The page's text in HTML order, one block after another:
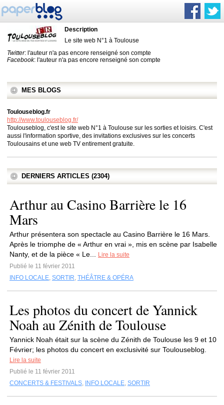
Description
Le site web N°1 à Toulouse
Twitter: l'auteur n'a pas encore renseigné son compte
Facebook: l'auteur n'a pas encore renseigné son compte
MES BLOGS
Toulouseblog.fr
http://www.toulouseblog.fr/
Toulouseblog, c'est le site web N°1 à Toulouse sur les sorties et loisirs. C'est
aussi l'information sportive, des invitations exclusives sur les concerts
Toulousains et une web TV entirement gratuite.
DERNIERS ARTICLES (2304)
Arthur au Casino Barrière le 16
Mars
Arthur présentera son spectacle au Casino Barrière le 16 Mars.
Après le triomphe de « Arthur en vrai », mis en scène par Isabelle
Nanty, et de la pièce « Le...
Lire la suite
Publié le 11 février 2011
INFO LOCALE, SORTIR, THÉÂTRE & OPÉRA
Les photos du concert de Yannick
Noah au Zénith de Toulouse
Yannick Noah était sur la scène du Zénith de Toulouse les 9 et 10
Février; les photos du concert en exclusivité sur Toulouseblog.
Lire la suite
Publié le 11 février 2011
CONCERTS & FESTIVALS, INFO LOCALE, SORTIR